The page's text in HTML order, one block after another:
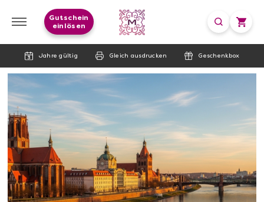
Jahre gültig Gleich ausdrucken Geschenkbox
Gutschein
einlösen